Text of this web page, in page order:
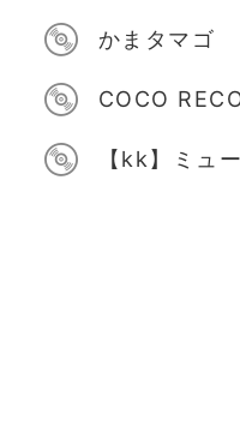
かまタマゴ
COCO
【kk】ミュ